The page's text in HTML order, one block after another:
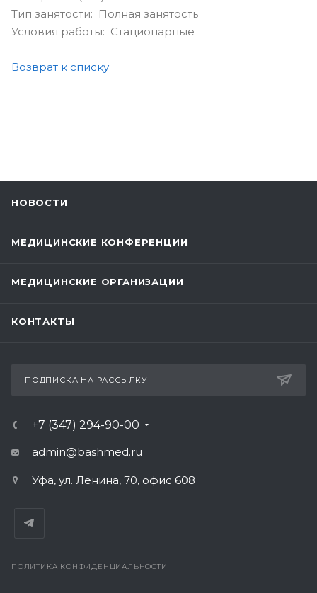
Тип занятости: Полная занятость
Условия работы: Стационарные
Возврат к списку
НОВОСТИ
МЕДИЦИНСКИЕ КОНФЕРЕНЦИИ
МЕДИЦИНСКИЕ ОРГАНИЗАЦИИ
КОНТАКТЫ
ПОДПИСКА НА РАССЫЛКУ
+7 (347) 294-90-00
admin@bashmed.ru
Уфа, ул. Ленина, 70, офис 608
ПОЛИТИКА КОНФИДЕНЦИАЛЬНОСТИ